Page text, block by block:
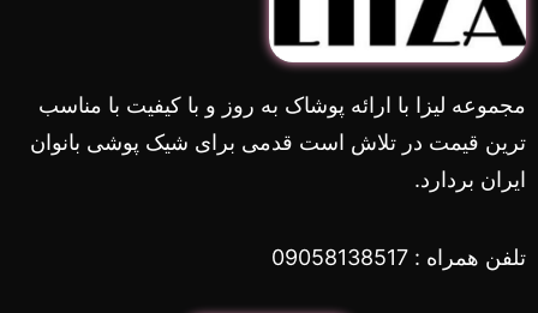
مجموعه لیزا با ارائه پوشاک به روز و با کیفیت با مناسب
ترین قیمت در تلاش است قدمی برای شیک پوشی بانوان
ایران بردارد.
تلفن همراه : 09058138517